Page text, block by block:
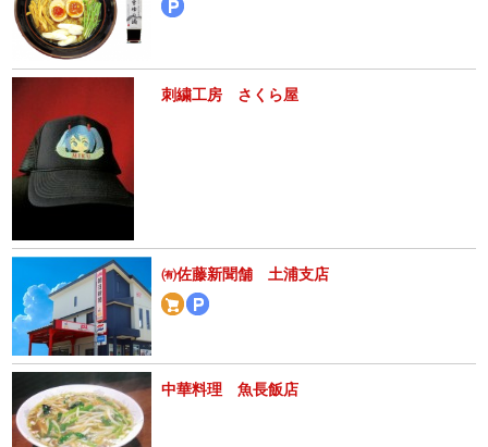
刺繍工房 さくら屋
㈲佐藤新聞舗 土浦支店
中華料理 魚長飯店